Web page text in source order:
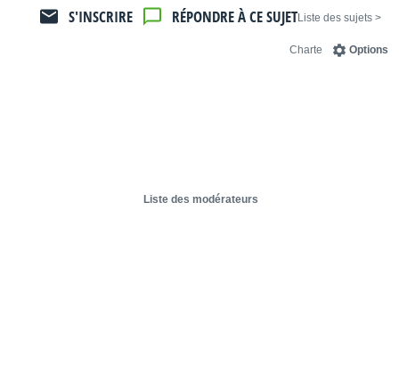
< Liste des sujets
RÉPONDRE À CE SUJET
S'INSCRIRE
Options
Charte
Liste des modérateurs